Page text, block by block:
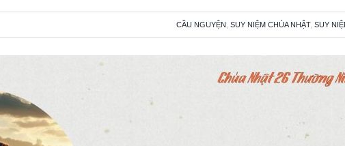
CẦU NGUYỆN SUY NIỆM CHÚA NHẬT, SUY